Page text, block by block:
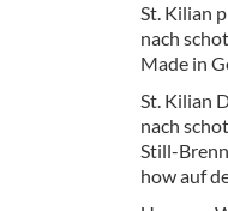
Kontakt
St. Kilian
nach
Made in
St. Kilian
nach
Still-
how auf